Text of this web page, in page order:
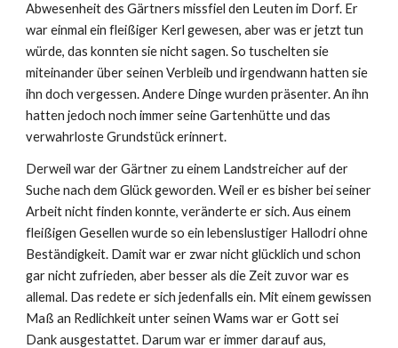
Abwesenheit des Gärtners missfiel den Leuten im Dorf. Er
war einmal ein fleißiger Kerl gewesen, aber was er jetzt tun
würde, das konnten sie nicht sagen. So tuschelten sie
miteinander über seinen Verbleib und irgendwann hatten sie
ihn doch vergessen. Andere Dinge wurden präsenter. An ihn
hatten jedoch noch immer seine Gartenhütte und das
verwahrloste Grundstück erinnert.
Derweil war der Gärtner zu einem Landstreicher auf der
Suche nach dem Glück geworden. Weil er es bisher bei seiner
Arbeit nicht finden konnte, veränderte er sich. Aus einem
fleißigen Gesellen wurde so ein lebenslustiger Hallodri ohne
Beständigkeit. Damit war er zwar nicht glücklich und schon
gar nicht zufrieden, aber besser als die Zeit zuvor war es
allemal. Das redete er sich jedenfalls ein. Mit einem gewissen
Maß an Redlichkeit unter seinen Wams war er Gott sei
Dank ausgestattet. Darum war er immer darauf aus,